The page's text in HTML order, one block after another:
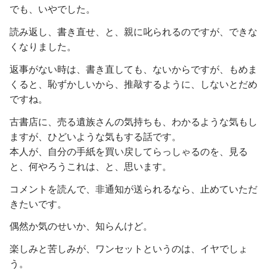
でも、いやでした。
読み返し、書き直せ、と、親に叱られるのですが、できな
くなりました。
返事がない時は、書き直しても、ないからですが、もめま
くると、恥ずかしいから、推敲するように、しないとだめ
ですね。
古書店に、売る遺族さんの気持ちも、わかるような気もし
ますが、ひどいような気もする話です。
本人が、自分の手紙を買い戻してらっしゃるのを、見る
と、何やろうこれは、と、思います。
コメントを読んで、非通知が送られるなら、止めていただ
きたいです。
偶然か気のせいか、知らんけど。
楽しみと苦しみが、ワンセットというのは、イヤでしょ
う。